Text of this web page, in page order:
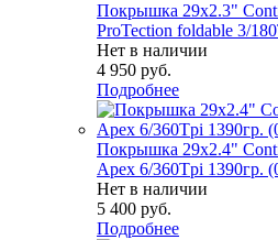
Покрышка 29x2.3"
ProTection foldable 3/
Нет в наличии
4 950 руб.
Подробнее
Покрышка 29x2.4"
Apex 6/360Tpi 1390гр.
Нет в наличии
5 400 руб.
Подробнее